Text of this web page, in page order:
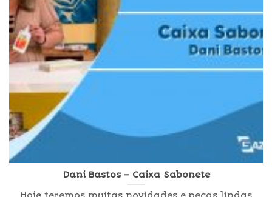
Dani Bastos – Caixa Sabonete